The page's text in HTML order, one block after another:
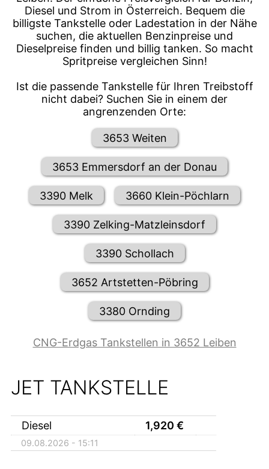
Diesel und Strom in Österreich. Bequem die
billigste Tankstelle oder Ladestation in der Nähe
suchen, die aktuellen Benzinpreise und
Dieselpreise finden und billig tanken. So macht
Spritpreise vergleichen Sinn!
Ist die passende Tankstelle für Ihren Treibstoff
nicht dabei? Suchen Sie in einem der
angrenzenden Orte:
3653 Weiten
3653 Emmersdorf an der Donau
3390 Melk 3660 Klein-Pöchlarn
3390 Zelking-Matzleinsdorf
3390 Schollach
3652 Artstetten-Pöbring
3380 Ornding
CNG-Erdgas Tankstellen in 3652 Leiben
JET TANKSTELLE
Diesel 1,920 €
09.08.2026 - 15:11